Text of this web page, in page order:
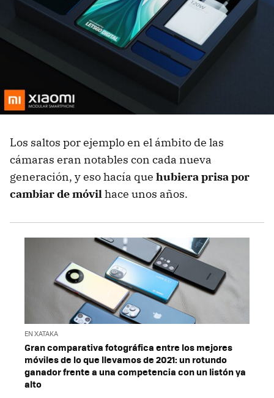
Los saltos por ejemplo en el ámbito de las
cámaras eran notables con cada nueva
generación, y eso hacía que hubiera prisa por
cambiar de móvilhace unos años.
EN XATAKA
Gran comparativa fotográfica entre los mejores
móviles de lo que llevamos de 2021: un rotundo
ganador frente a una competencia con un listón ya
alto